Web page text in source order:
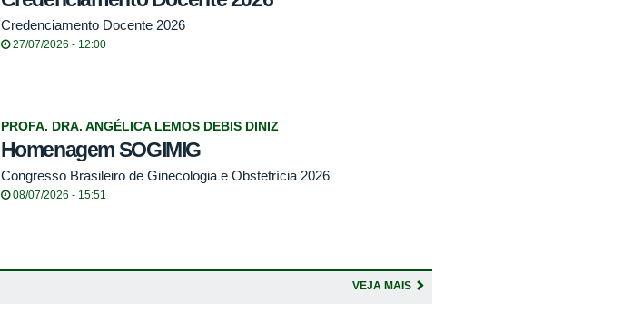
Credenciamento Docente 2026
27/07/2026 - 12:00
PROFA. DRA. ANGÉLICA LEMOS DEBIS DINIZ
Homenagem SOGIMIG
Congresso Brasileiro de Ginecologia e Obstetrícia 2026
08/07/2026 - 15:51
VEJA MAIS